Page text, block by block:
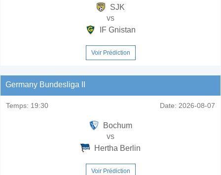
SJK
vs
IF Gnistan
Voir Prédiction
Germany Bundesliga II
Temps: 19:30 Date: 2026-08-07
Bochum
vs
Hertha Berlin
Voir Prédiction